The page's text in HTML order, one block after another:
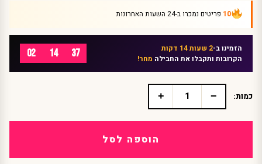
10 פריטים נמכרו ב-24 השעות האחרונות
הזמינו ב-2 שעות 14 דקות
הקרובות ותקבלו את החבילה מחר! 02 14 37
כמות
כתר
צדפים
כמות: −
+
הוספה לסל